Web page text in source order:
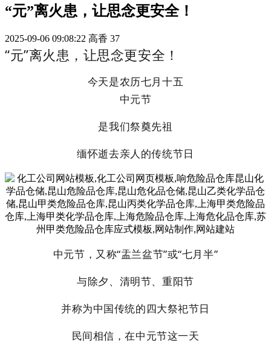
“元”离火患，让思念更安全！
2025-09-06 09:08:22 高香 37
“元”离火患，让思念更安全！
今天是农历七月十五
中元节
是我们祭奠先祖
缅怀逝去亲人的传统节日
中元节，又称“盂兰盆节”或“七月半”
与除夕、 清明节、 重阳节
并称为中国传统的四大祭祀节日
民间相信，在中元节这一天